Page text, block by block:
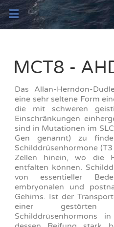
MCT8 -
Das Allan-Herndon-
eine sehr seltene Form
die mit schweren
Einschränkungen
sind in Mutationen im
Gen genannt) zu
Schilddrüsenhormone
Zellen hinein, wo die
entfalten können.
von essentieller
embryonalen und
Gehirns. Ist der
einer gestörten
Schilddrüsenhormons